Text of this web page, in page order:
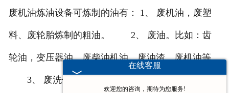
联系我们
废机油炼油设备可炼制的油有： 1、 废机油，废塑
料、废轮胎炼制的粗油。 2、 废油。比如：齿
轮油，变压器油、废柴油机油、废油渣、废机油等。
3、 废洗件油。 http://www.ljkzs.com/ 我公司主
在线客服
欢迎您的咨询，期待为您服务!